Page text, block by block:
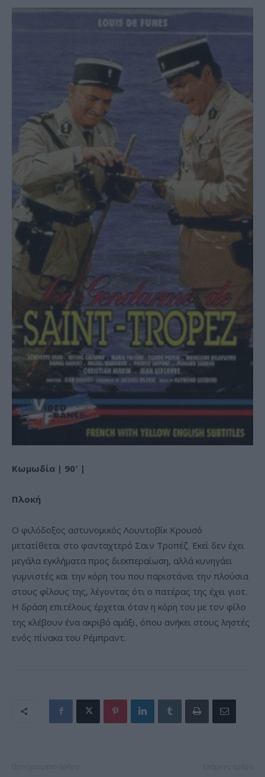
Κωμωδία | 90′ |
Πλοκή
Ο φιλόδοξος αστυνομικός Λουντοβίκ Κρουσό
μετατίθεται στο φανταχτερό Σαιν Τροπέζ. Εκεί δεν έχει
μεγάλα εγκλήματα προς διεκπεραίωση, αλλά κυνηγάει
γυμνιστές και την κόρη του που παριστάνει την πλούσια
στους φίλους της, λέγοντας ότι ο πατέρας της έχει γιοτ.
Η δράση επιτέλους έρχεται όταν η κόρη του με τον φίλο
της κλέβουν ένα ακριβό αμάξι, όπου ανήκει στους ληστές
ενός πίνακα του Ρέμπραντ.